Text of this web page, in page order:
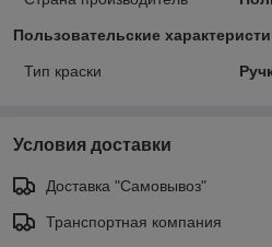
Пользовательские
Тип краски
Условия доставки
Доставка "Самовывоз"
Транспортная компания